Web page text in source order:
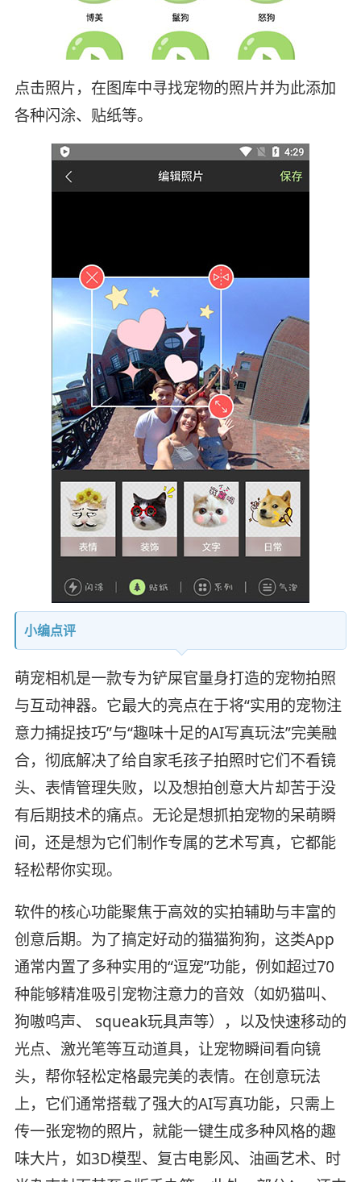
点击照片，在图库中寻找宠物的照片并为此添加
各种闪涂、贴纸等。
小编点评
萌宠相机是一款专为铲屎官量身打造的宠物拍照
与互动神器。它最大的亮点在于将“实用的宠物注
意力捕捉技巧”与“趣味十足的AI写真玩法”完美融
合，彻底解决了给自家毛孩子拍照时它们不看镜
头、表情管理失败，以及想拍创意大片却苦于没
有后期技术的痛点。无论是想抓拍宠物的呆萌瞬
间，还是想为它们制作专属的艺术写真，它都能
轻松帮你实现。
软件的核心功能聚焦于高效的实拍辅助与丰富的
创意后期。为了搞定好动的猫猫狗狗，这类App
通常内置了多种实用的“逗宠”功能，例如超过70
种能够精准吸引宠物注意力的音效（如奶猫叫、
狗嗷呜声、 squeak玩具声等），以及快速移动的
光点、激光笔等互动道具，让宠物瞬间看向镜
头，帮你轻松定格最完美的表情。在创意玩法
上，它们通常搭载了强大的AI写真功能，只需上
传一张宠物的照片，就能一键生成多种风格的趣
味大片，如3D模型、复古电影风、油画艺术、时